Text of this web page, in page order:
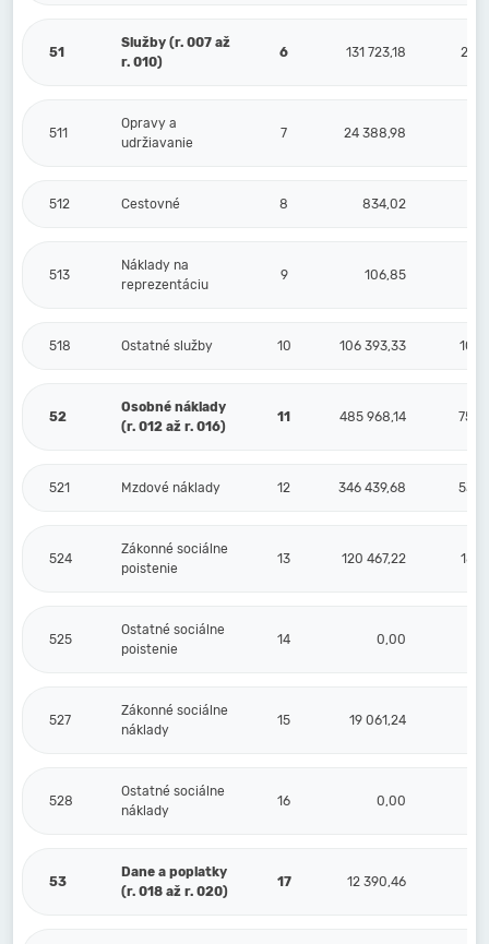
51
Služby (r. 007 až
r. 010)
6 131 723,18 20
511
Opravy a
udržiavanie
7 24 388,98
512 Cestovné 8 834,02
513
Náklady na
reprezentáciu
9 106,85
518 Ostatné služby 10 106 393,33 10
52
Osobné náklady
(r. 012 až r. 016)
11 485 968,14 75
521 Mzdové náklady 12 346 439,68 53
524
Zákonné sociálne
poistenie
13 120 467,22 18
525
Ostatné sociálne
poistenie
14 0,00
527
Zákonné sociálne
náklady
15 19 061,24
528
Ostatné sociálne
náklady
16 0,00
53
Dane a poplatky
(r. 018 až r. 020)
17 12 390,46